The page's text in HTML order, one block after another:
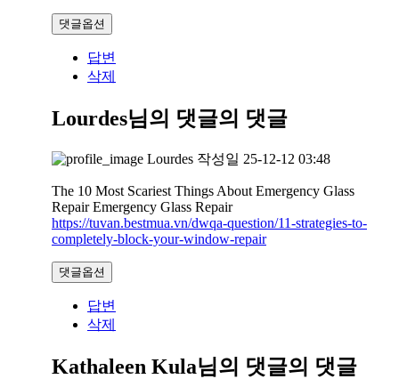
댓글옵션
답변
삭제
Lourdes님의 댓글의 댓글
Lourdes 작성일 25-12-12 03:48
The 10 Most Scariest Things About Emergency Glass
Repair Emergency Glass Repair
https://tuvan.bestmua.vn/dwqa-question/11-strategies-to-
completely-block-your-window-repair
댓글옵션
답변
삭제
Kathaleen Kula님의 댓글의 댓글